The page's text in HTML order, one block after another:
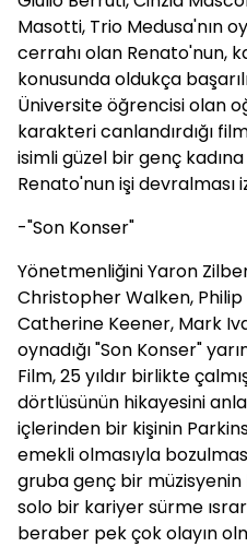
Masotti, Trio Medusa'nın
cerrahı olan Renato'nun,
konusunda oldukça
Üniversite öğrencisi olan
karakteri canlandırdığı
isimli güzel bir genç
Renato'nun işi devralması
-"Son Konser"
Yönetmenliğini Yaron
Christopher Walken,
Catherine Keener, Mark
oynadığı "Son Konser"
Film, 25 yıldır birlikte
dörtlüsünün hikayesini
içlerinden bir kişinin
emekli olmasıyla
gruba genç bir müzisyenin
solo bir kariyer sürme
beraber pek çok olayın